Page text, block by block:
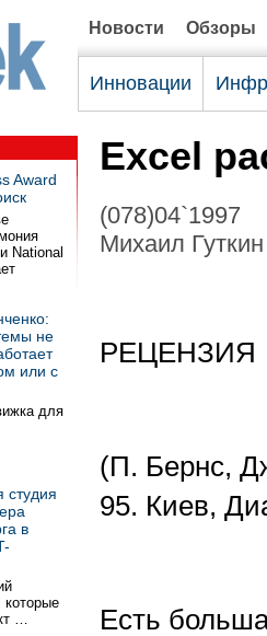
Новости Обзоры
Инновации
Award
National
не
или с
для
студия
в
которые
…
Excel
(078)04`1997
Михаил
РЕЦЕНЗИЯ
(П. Бернс,
95. Киев,
Есть